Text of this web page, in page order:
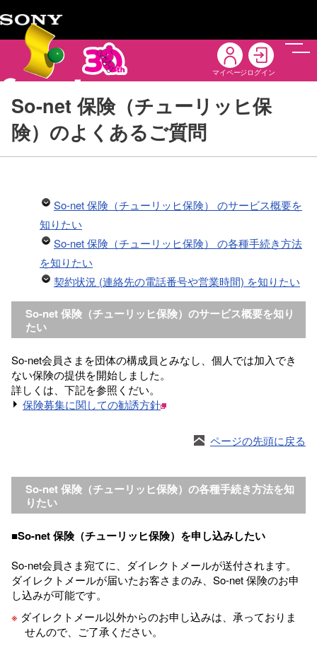
マイページ ログイン
メニ
So-net 保険（チューリッヒ保
険）のよくあるご質問
So-net 保険（チューリッヒ保険） のサービス概要を
知りたい
So-net 保険（チューリッヒ保険） の各種手続き方法
を知りたい
契約状況 (連絡先の電話番号や営業時間) を知りたい
So-net 保険（チューリッヒ保険）のサービス概要を知り
たい
So-net会員さまを団体の構成員とみなし、個人では加入でき
ない保険の提供を開始しました。
詳しくは、下記を参照くだい。
保険募集に関しての勧誘方針
ページの先頭に戻る
So-net 保険（チューリッヒ保険）の各種手続き方法を知
りたい
■So-net 保険（チューリッヒ保険）を申し込みしたい
So-net会員さま宛てに、ダイレクトメールが送付されます。
ダイレクトメールが届いたお客さまのみ、So-net 保険のお申
し込みが可能です。
※ ダイレクトメール以外からのお申し込みは、承っておりま
せんので、ご了承ください。